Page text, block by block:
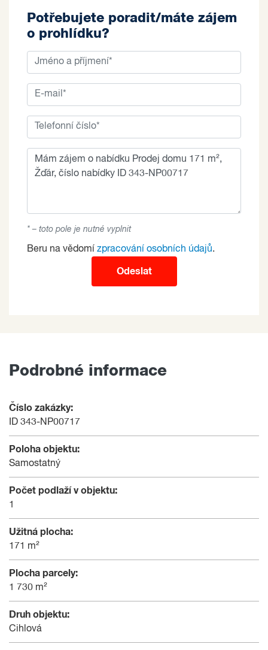
Potřebujete poradit/máte zájem
o prohlídku?
* – toto pole je nutné vyplnit
Beru na vědomí zpracování osobních údajů.
Odeslat
Podrobné informace
Číslo zakázky:
ID 343-NP00717
Poloha objektu:
Samostatný
Počet podlaží v objektu:
1
Užitná plocha:
171 m²
Plocha parcely:
1 730 m²
Druh objektu:
Cihlová